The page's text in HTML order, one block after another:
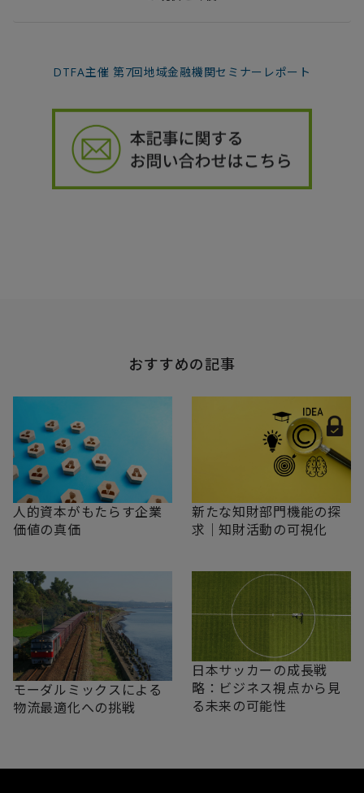
DTFA主催 第7回地域金融機関セミナーレポート
おすすめの記事
人的資本がもたらす企業
価値の真価
新たな知財部門機能の探
求｜知財活動の可視化
モーダルミックスによる
物流最適化への挑戦
日本サッカーの成長戦
略：ビジネス視点から見
る未来の可能性